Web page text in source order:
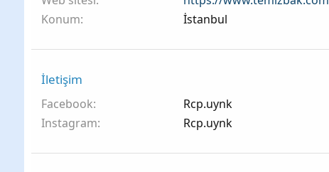
Konum
İstanbul
İletişim
Facebook
Rcp.uynk
Instagram
Rcp.uynk